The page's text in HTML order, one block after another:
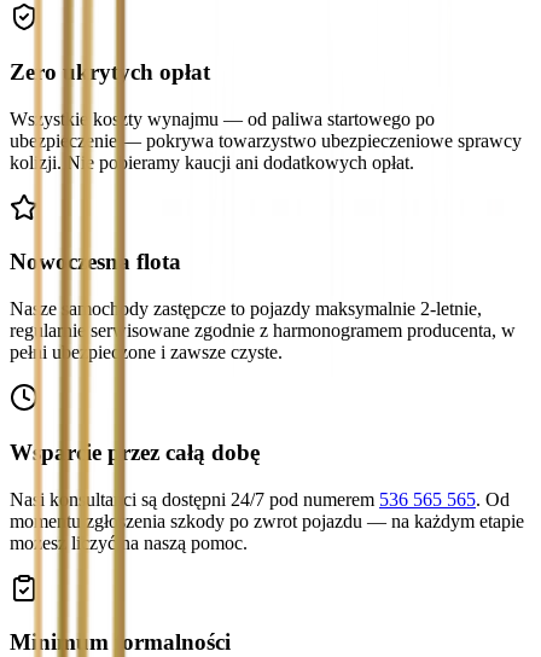
Zero ukrytych opłat
Wszystkie koszty wynajmu — od paliwa startowego po
ubezpieczenie — pokrywa towarzystwo ubezpieczeniowe sprawcy
kolizji. Nie pobieramy kaucji ani dodatkowych opłat.
Nowoczesna flota
Nasze samochody zastępcze to pojazdy maksymalnie 2-letnie,
regularnie serwisowane zgodnie z harmonogramem producenta, w
pełni ubezpieczone i zawsze czyste.
Wsparcie przez całą dobę
Nasi konsultanci są dostępni 24/7 pod numerem 536 565 565. Od
momentu zgłoszenia szkody po zwrot pojazdu — na każdym etapie
możesz liczyć na naszą pomoc.
Minimum formalności